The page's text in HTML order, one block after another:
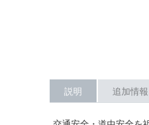
説明 追加情報